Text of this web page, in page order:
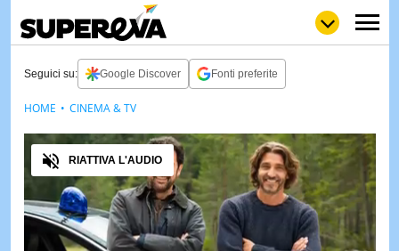
LOLGULP
LOVE
WOW
POP
NEWS
STORIE
VIDEO
Seguici su: Google Discover Fonti preferite
Audio
RIATTIVA L'AUDIO
HOME CINEMA & TV